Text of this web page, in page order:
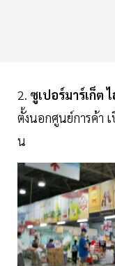
2. ซูเปอร์มาร์เก็ต
ตั้งนอกศูนย์การค้า
น